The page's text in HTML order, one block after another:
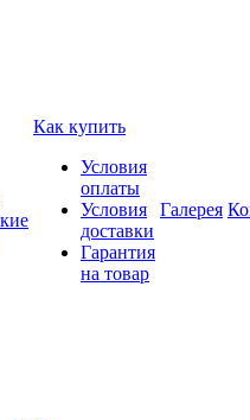
Как купить
Условия
оплаты
Условия
доставки
Гарантия
на товар
Галерея